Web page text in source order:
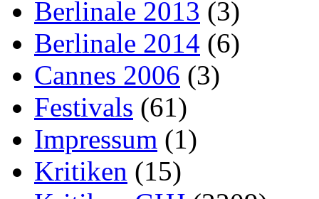
Berlinale 2013 (3)
Berlinale 2014 (6)
Cannes 2006 (3)
Festivals (61)
Impressum (1)
Kritiken (15)